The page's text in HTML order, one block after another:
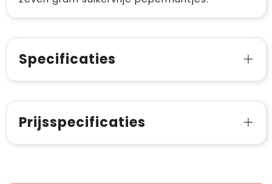
Specificaties
Prijsspecificaties